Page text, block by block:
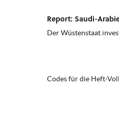
Report: Saudi-
Der Wüstenstaat
Codes für die Heft-